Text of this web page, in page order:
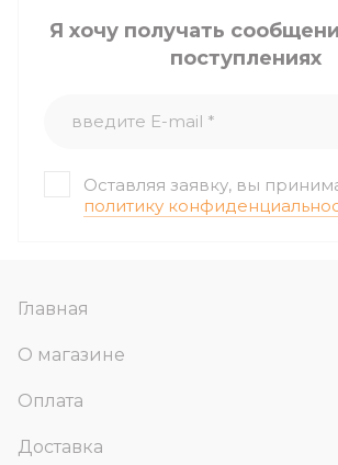
Главная
О магазине
Оплата
Доставка
Я хочу получать
поступлениях
Оставляя заявку, вы
политику